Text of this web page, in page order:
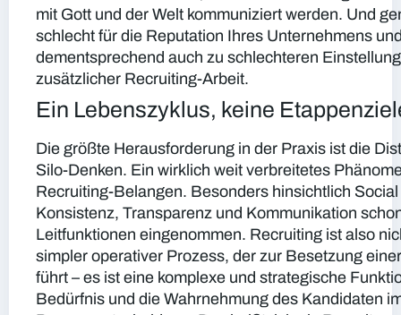
mit Gott und der Welt kommuniziert werden. Und
schlecht für die Reputation Ihres Unternehmens
dementsprechend auch zu schlechteren
zusätzlicher Recruiting-Arbeit.
Ein Lebenszyklus, keine
Die größte Herausforderung in der Praxis ist die
Silo-Denken. Ein wirklich weit verbreitetes
Recruiting-Belangen. Besonders hinsichtlich
Konsistenz, Transparenz und Kommunikation
Leitfunktionen eingenommen. Recruiting ist also
simpler operativer Prozess, der zur Besetzung
führt – es ist eine komplexe und strategische
Bedürfnis und die Wahrnehmung des Kandidaten